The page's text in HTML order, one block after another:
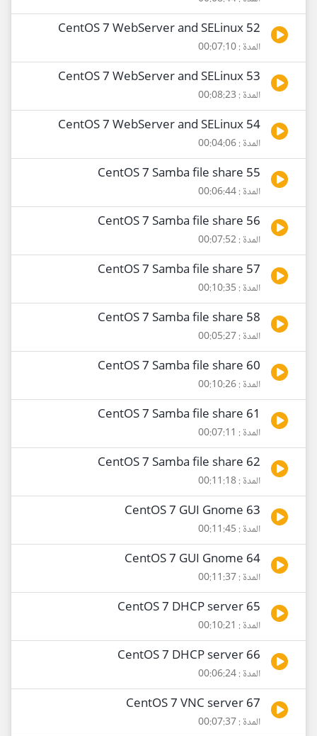
52 CentOS 7 WebServer and SELinux
المدة : 00:07:10
53 CentOS 7 WebServer and SELinux
المدة : 00:08:23
54 CentOS 7 WebServer and SELinux
المدة : 00:04:06
55 CentOS 7 Samba file share
المدة : 00:06:44
56 CentOS 7 Samba file share
المدة : 00:07:52
57 CentOS 7 Samba file share
المدة : 00:10:35
58 CentOS 7 Samba file share
المدة : 00:05:27
60 CentOS 7 Samba file share
المدة : 00:10:26
61 CentOS 7 Samba file share
المدة : 00:07:11
62 CentOS 7 Samba file share
المدة : 00:11:18
63 CentOS 7 GUI Gnome
المدة : 00:11:45
64 CentOS 7 GUI Gnome
المدة : 00:11:37
65 CentOS 7 DHCP server
المدة : 00:10:21
66 CentOS 7 DHCP server
المدة : 00:06:24
67 CentOS 7 VNC server
المدة : 00:07:37